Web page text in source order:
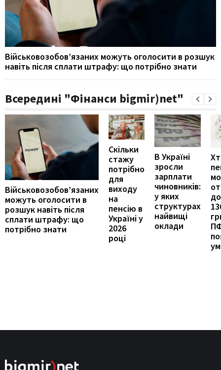
Військовозобов’язаних можуть оголосити в розшук
навіть після сплати штрафу: що потрібно знати
Всередині "Фінанси bigmir)net"
Військовозобов’язаних
можуть оголосити в
розшук навіть після
сплати штрафу: що
потрібно знати
Скільки
стажу
потрібно
для
виходу
на
пенсію в
Україні у
2026
році
В Україні
зросли
зарплати
чиновників:
у яких
структурах
найвищі
оклади